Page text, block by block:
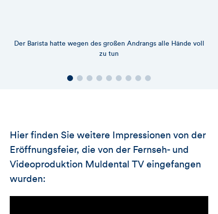
Der Barista hatte wegen des großen Andrangs alle Hände voll
zu tun
Hier finden Sie weitere Impressionen von der
Eröffnungsfeier, die von der Fernseh- und
Videoproduktion Muldental TV eingefangen
wurden: